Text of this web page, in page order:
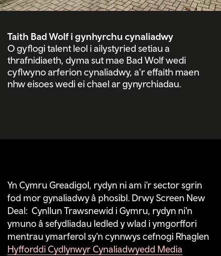
Taith Bad Wolf i gynhyrchu cynaliadwy
O gyflogi talent leol i ailystyried setiau a
thrafnidiaeth, dyma sut mae Bad Wolf wedi
cyflwyno arferion cynaliadwy, a'r effaith maen
nhw eisoes wedi ei chael ar gynyrchiadau.
Yn Cymru Greadigol, rydyn ni am i'r sector sgrin
fod mor gynaliadwy â phosibl. Drwy Screen New
Deal: Cynllun Trawsnewid i Gymru, rydyn ni'n
ymuno â sefydliadau ledled y wlad i ymgorffori
mentrau ymarferol sy'n cynnwys cefnogi Rhaglen
Hyfforddi Cydlynwyr Cynaliadwyedd Media